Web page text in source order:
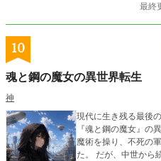
最終
10
魂と鋼の魔女の異世界転生
神
現代に生き残る最後
『魂と鋼の魔女』の
魔術を操り、不死の
た。 だが、中世から続く魔女狩り教団との激戦の末、親友を